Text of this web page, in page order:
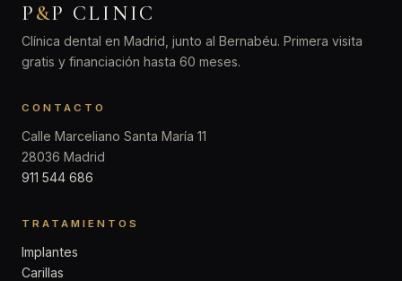
P&P CLINIC
Clínica dental en Madrid, junto al Bernabéu. Primera visita
gratis y financiación hasta 60 meses.
CONTACTO
Calle Marceliano Santa María 11
28036 Madrid
911 544 686
TRATAMIENTOS
Implantes
Carillas